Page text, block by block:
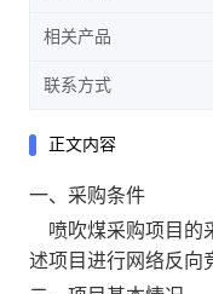
相关产品
联系方式
正文内容
一、采购条件
喷吹煤采购项目的
述项目进行网络反向